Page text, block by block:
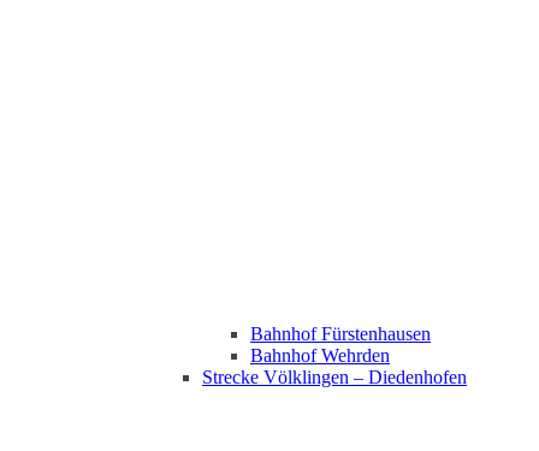
Bahnhof Fürstenhausen
Bahnhof Wehrden
Strecke Völklingen – Diedenhofen